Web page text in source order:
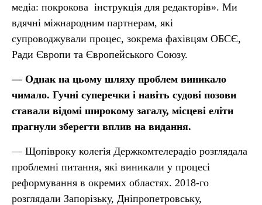
медіа: покрокова інструкція для редакторів». Ми
вдячні міжнародним партнерам, які
супроводжували процес, зокрема фахівцям ОБСЄ,
Ради Європи та Європейського Союзу.
— Однак на цьому шляху проблем виникало
чимало. Гучні суперечки і навіть судові позови
ставали відомі широкому загалу, місцеві еліти
прагнули зберегти вплив на видання.
— Щопівроку колегія Держкомтелерадіо розглядала
проблемні питання, які виникали у процесі
реформування в окремих областях. 2018-го
розглядали Запорізьку, Дніпропетровську,